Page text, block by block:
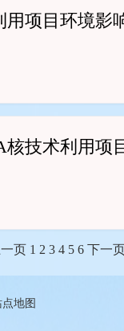
项目环境影
技术利用项
页 1 2 3 4 5 6 下一
地图